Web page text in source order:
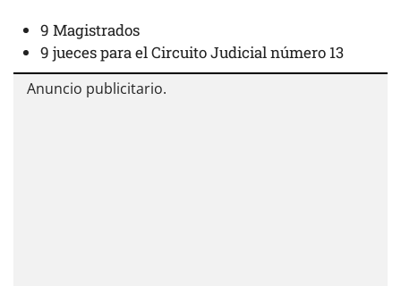
9 Magistrados
9 jueces para el Circuito Judicial número 13